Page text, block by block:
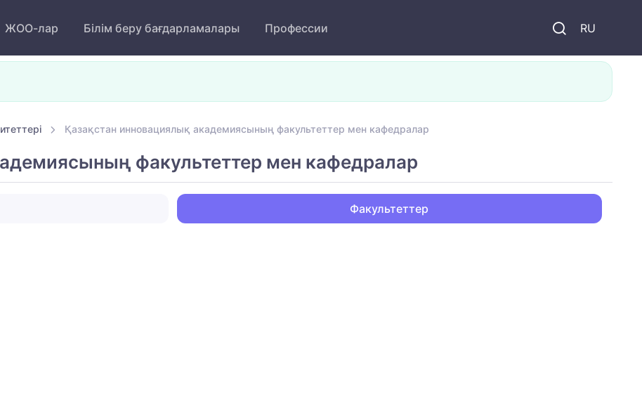
RU
ЖОО-лар Білім беру бағдарламалары Профессии
Қазақстан инновациялық академиясының факультеттер мен кафедралар
факультеттер мен кафедралар
Факультеттер